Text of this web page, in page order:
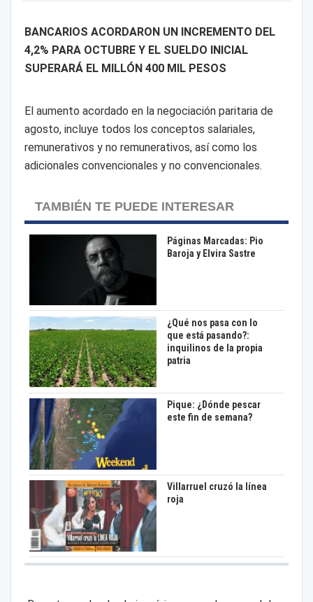
BANCARIOS ACORDARON UN INCREMENTO DEL
4,2% PARA OCTUBRE Y EL SUELDO INICIAL
SUPERARÁ EL MILLÓN 400 MIL PESOS
El aumento acordado en la negociación paritaria de
agosto, incluye todos los conceptos salariales,
remunerativos y no remunerativos, así como los
adicionales convencionales y no convencionales.
TAMBIÉN TE PUEDE INTERESAR
Páginas Marcadas: Pio
Baroja y Elvira Sastre
¿Qué nos pasa con lo
que está pasando?:
inquilinos de la propia
patria
Pique: ¿Dónde pescar
este fin de semana?
Villarruel cruzó la línea
roja